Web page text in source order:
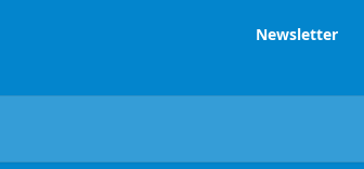
Newsletter